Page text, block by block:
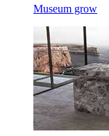
Museum grow